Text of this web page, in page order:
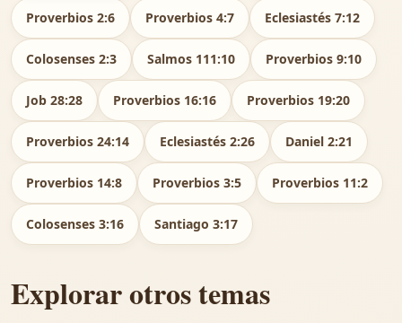
Proverbios 2:6 Proverbios 4:7 Eclesiastés 7:12
Colosenses 2:3 Salmos 111:10 Proverbios 9:10
Job 28:28 Proverbios 16:16 Proverbios 19:20
Proverbios 24:14 Eclesiastés 2:26 Daniel 2:21
Proverbios 14:8 Proverbios 3:5 Proverbios 11:2
Colosenses 3:16 Santiago 3:17
Explorar otros temas